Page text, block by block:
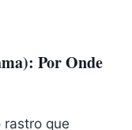
Por Onde
rastro que